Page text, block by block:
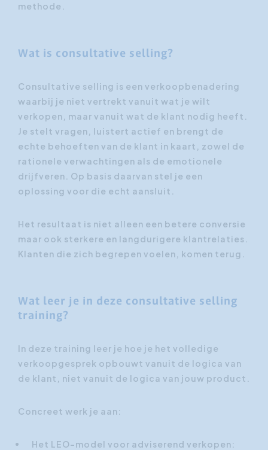
methode.
Wat is consultative selling?
Consultative selling is een verkoopbenadering
waarbij je niet vertrekt vanuit wat je wilt
verkopen, maar vanuit wat de klant nodig heeft.
Je stelt vragen, luistert actief en brengt de
echte behoeften van de klant in kaart, zowel de
rationele verwachtingen als de emotionele
drijfveren. Op basis daarvan stel je een
oplossing voor die echt aansluit.
Het resultaat is niet alleen een betere conversie
maar ook sterkere en langdurigere klantrelaties.
Klanten die zich begrepen voelen, komen terug.
Wat leer je in deze consultative selling
training?
In deze training leer je hoe je het volledige
verkoopgesprek opbouwt vanuit de logica van
de klant, niet vanuit de logica van jouw product.
Concreet werk je aan:
Het LEO-model voor adviserend verkopen: